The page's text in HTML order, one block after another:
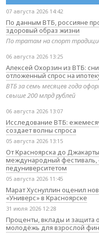
07 августа 2026 14:42
По данным ВТБ, россияне
здоровый образ жизни
По тратам на спорт
06 августа 2026 13:25
Алексей Охорзин из ВТБ:
отложенный спрос на
ВТБ за семь месяцев года
свыше 200 млрд рублей
06 августа 2026 13:07
Исследование ВТБ:
создает волны спроса
05 августа 2026 13:15
От Красноярска до
международный фестиваль,
педуниверситетом
05 августа 2026 11:45
Марат Хуснуллин оценил
«Универс» в Красноярске
31 июля 2026 12:28
Проценты, вклады и защита
молодёжь для взрослой